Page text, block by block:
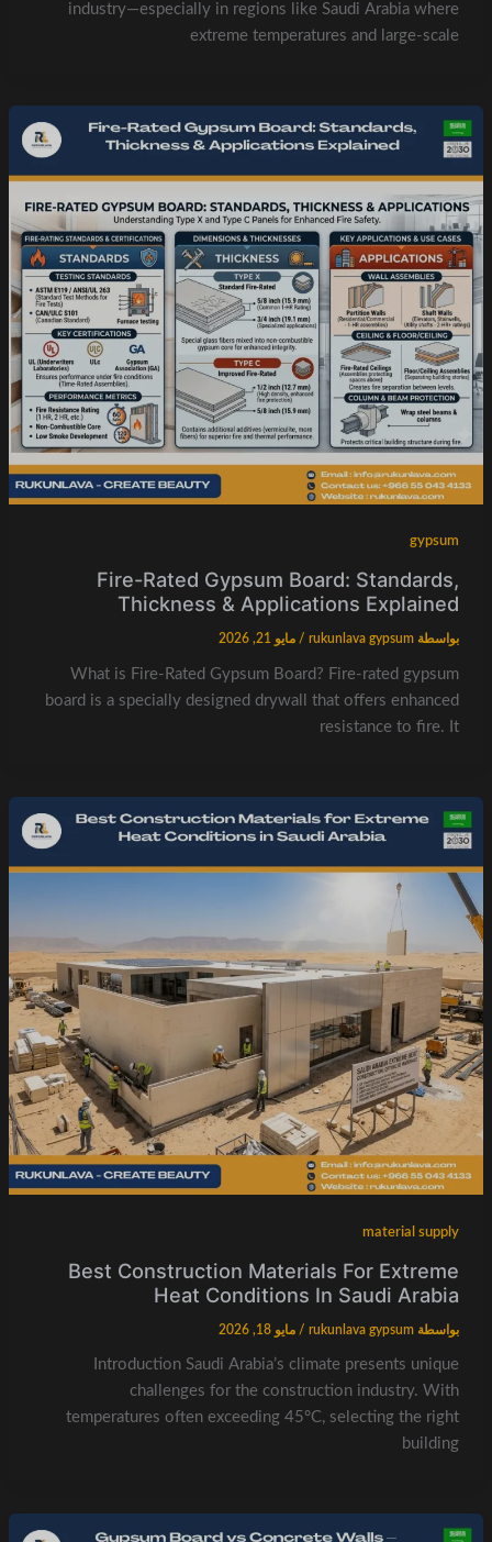
industry—especially in regions like Saudi Arabia where
extreme temperatures and large-scale
gypsum
Fire-Rated Gypsum Board: Standards,
Thickness & Applications Explained
بواسطة rukunlava gypsum
/ مايو 21, 2026
What is Fire-Rated Gypsum Board? Fire-rated gypsum
board is a specially designed drywall that offers enhanced
resistance to fire. It
material supply
Best Construction Materials For Extreme
Heat Conditions In Saudi Arabia
بواسطة rukunlava gypsum
/ مايو 18, 2026
Introduction Saudi Arabia’s climate presents unique
challenges for the construction industry. With
temperatures often exceeding 45°C, selecting the right
building